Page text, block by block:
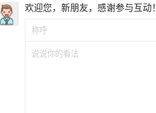
欢迎您，新朋友，感谢参与互动！